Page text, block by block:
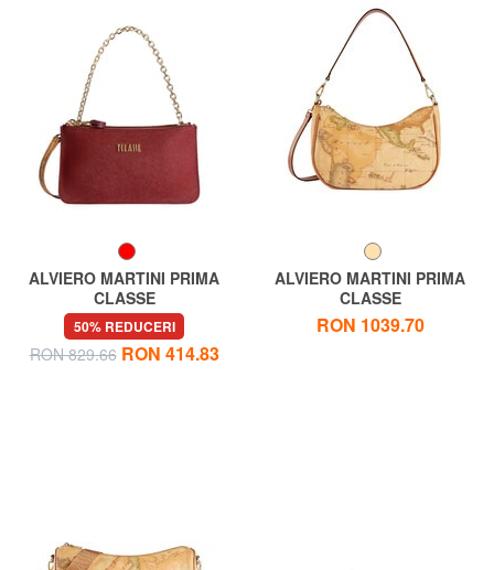
ALVIERO MARTINI PRIMA
CLASSE
WINDY CITY Geantă cu dublă
utilizare, geantă de mână și
geantă de umăr
50% REDUCERI
RON 829.66 RON 414.83
ALVIERO MARTINI PRIMA
CLASSE
GEO CLASSIC Geanta de
umar cu curea de umar
RON 1039.70